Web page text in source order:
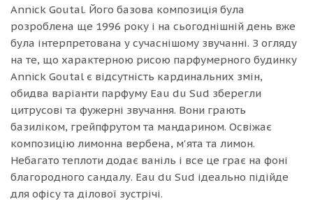
Annick Goutal. Його базова композиція була
розроблена ще 1996 року і на сьогоднішній день вже
була інтерпретована у сучаснішому звучанні. З огляду
на те, що характерною рисою парфумерного будинку
Annick Goutal є відсутність кардинальних змін,
обидва варіанти парфуму Eau du Sud зберегли
цитрусові та фужерні звучання. Вони грають
базиліком, грейпфрутом та мандарином. Освіжає
композицію лимонна вербена, м'ята та лимон.
Небагато теплоти додає ваніль і все це грає на фоні
благородного сандалу. Eau du Sud ідеально підійде
для офісу та ділової зустрічі.